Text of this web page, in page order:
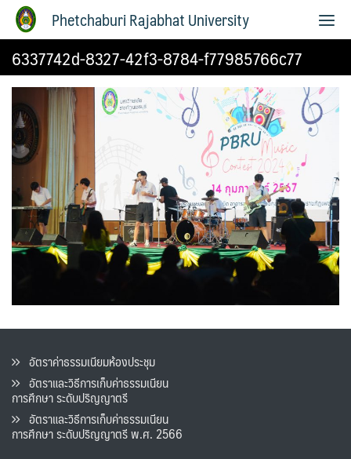
Phetchaburi Rajabhat University
6337742d-8327-42f3-8784-f77985766c77
อัตราค่าธรรมเนียมห้องประชุม
อัตราและวิธีการเก็บค่าธรรมเนียน
การศึกษา ระดับปริญญาตรี
อัตราและวิธีการเก็บค่าธรรมเนียน
การศึกษา ระดับปริญญาตรี พ.ศ. 2566